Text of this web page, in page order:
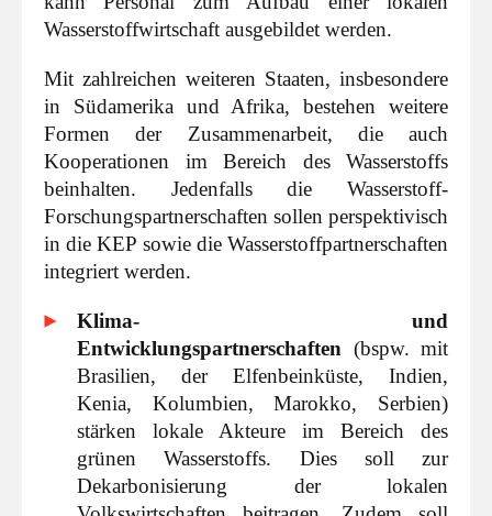
Wasserstoffwirtschaft ausgebildet werden.
Mit zahlreichen weiteren Staaten, insbesondere
in Südamerika und Afrika, bestehen weitere
Formen der Zusammenarbeit, die auch
Kooperationen im Bereich des Wasserstoffs
beinhalten. Jedenfalls die Wasserstoff-
Forschungspartnerschaften sollen perspektivisch
in die KEP sowie die Wasserstoffpartnerschaften
integriert werden.
Klima- und
Entwicklungspartnerschaften (bspw. mit
Brasilien, der Elfenbeinküste, Indien,
Kenia, Kolumbien, Marokko, Serbien)
stärken lokale Akteure im Bereich des
grünen Wasserstoffs. Dies soll zur
Dekarbonisierung der lokalen